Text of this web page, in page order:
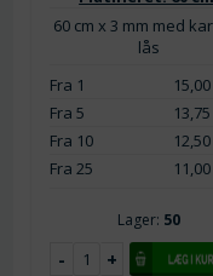
60 cm x 3 mm med
lås
Fra 1
15,00
Fra 5
13,75
Fra 10
12,50
Fra 25
11,00
Lager: 50